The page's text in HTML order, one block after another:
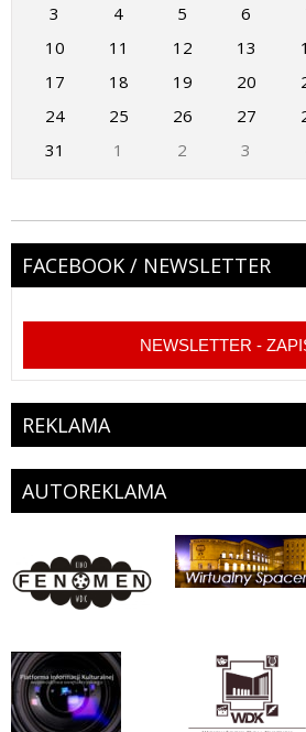
3
4 5 6
10
11 12 13
17
18 19 20
24
25 26 27
31
1 2 3
FACEBOOK / NEWSLETTER
NEWSLETTER -
REKLAMA
AUTOREKLAMA